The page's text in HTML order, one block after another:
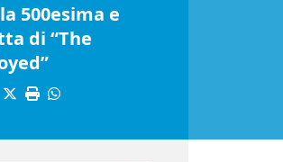
500esima e
di “The